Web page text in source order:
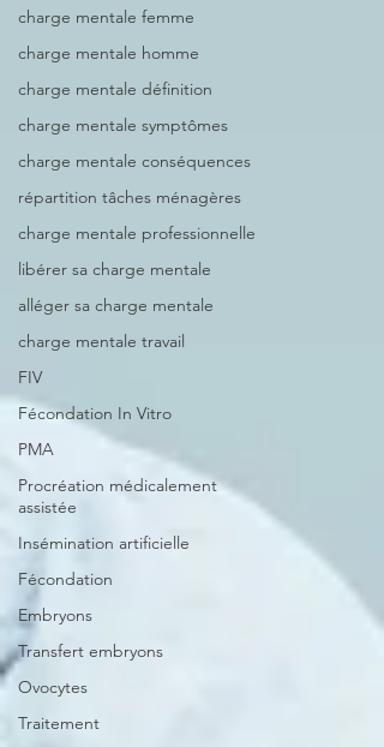
charge mentale femme
charge mentale homme
charge mentale définition
charge mentale symptômes
charge mentale conséquences
répartition tâches ménagères
charge mentale professionnelle
libérer sa charge mentale
alléger sa charge mentale
charge mentale travail
FIV
Fécondation In Vitro
PMA
Procréation médicalement
assistée
Insémination artificielle
Fécondation
Embryons
Transfert embryons
Ovocytes
Traitement